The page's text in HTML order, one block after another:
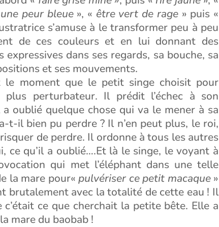
peur bleue», « être vert de rage» puis «
s’amuse à le transformer peu à peu
de ces couleurs et en lui donnant des
dans ses regards, sa bouche, sa
et ses mouvements.
le moment que le petit singe choisit pour
perturbateur. Il prédit l’échec à son
oublié quelque chose qui va le mener à sa
t-il bien pu perdre ? Il n’en peut plus, le roi,
de perdre. Il ordonne à tous les autres
ce qu’il a oublié….Et là le singe, le voyant à
qui met l’éléphant dans une telle
la mare pour« pulvériser ce petit macaque»
brutalement avec la totalité de cette eau ! Il
c’était ce que cherchait la petite bête. Elle a
mare du baobab !